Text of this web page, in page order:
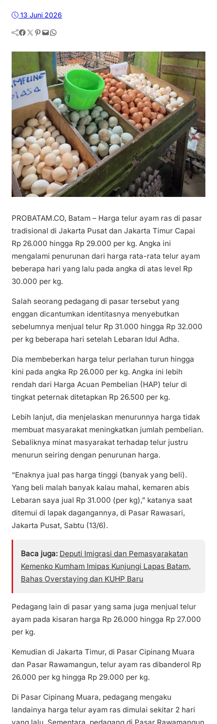
13 Juni 2026
Facebook Twitter Pinterest Mail WhatsApp
PROBATAM.CO, Batam – Harga telur ayam ras di pasar
tradisional di Jakarta Pusat dan Jakarta Timur Capai
Rp 26.000 hingga Rp 29.000 per kg. Angka ini
mengalami penurunan dari harga rata-rata telur ayam
beberapa hari yang lalu pada angka di atas level Rp
30.000 per kg.
Salah seorang pedagang di pasar tersebut yang
enggan dicantumkan identitasnya menyebutkan
sebelumnya menjual telur Rp 31.000 hingga Rp 32.000
per kg beberapa hari setelah Lebaran Idul Adha.
Dia membeberkan harga telur perlahan turun hingga
kini pada angka Rp 26.000 per kg. Angka ini lebih
rendah dari Harga Acuan Pembelian (HAP) telur di
tingkat peternak ditetapkan Rp 26.500 per kg.
Lebih lanjut, dia menjelaskan menurunnya harga tidak
membuat masyarakat meningkatkan jumlah pembelian.
Sebaliknya minat masyarakat terhadap telur justru
menurun seiring dengan penurunan harga.
“Enaknya jual pas harga tinggi (banyak yang beli).
Yang beli malah banyak kalau mahal, kemaren abis
Lebaran saya jual Rp 31.000 (per kg),” katanya saat
ditemui di lapak dagangannya, di Pasar Rawasari,
Jakarta Pusat, Sabtu (13/6).
Baca juga: Deputi Imigrasi dan Pemasyarakatan
Kemenko Kumham Imipas Kunjungi Lapas Batam,
Bahas Overstaying dan KUHP Baru
Pedagang lain di pasar yang sama juga menjual telur
ayam pada kisaran harga Rp 26.000 hingga Rp 27.000
per kg.
Kemudian di Jakarta Timur, di Pasar Cipinang Muara
dan Pasar Rawamangun, telur ayam ras dibanderol Rp
26.000 per kg hingga Rp 29.000 per kg.
Di Pasar Cipinang Muara, pedagang mengaku
landainya harga telur ayam ras dimulai sekitar 2 hari